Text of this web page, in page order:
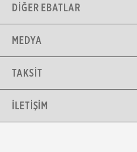
DIĞER EBATLAR
MEDYA
TAKSIT
İLETIŞIM